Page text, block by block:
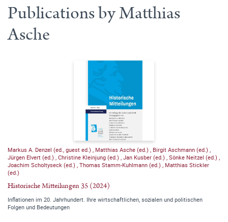
Publications by Matthias
Asche
Markus A. Denzel (ed., guest ed.) Matthias Asche (ed.) Birgit Aschmann (ed.)
Jürgen Elvert (ed.) Christine Kleinjung (ed.) Jan Kusber (ed.) Sönke Neitzel (ed.)
Joachim Scholtyseck (ed.) Thomas Stamm-Kuhlmann (ed.)
Matthias Stickler
(ed.)
Historische Mitteilungen 35 (2024)
Inflationen im 20. Jahrhundert. Ihre wirtschaftlichen, sozialen und politischen
Folgen und Bedeutungen